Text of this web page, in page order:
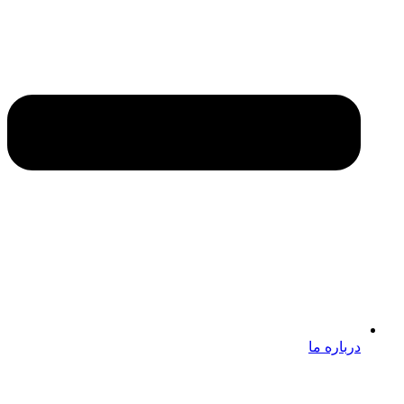
درباره ما